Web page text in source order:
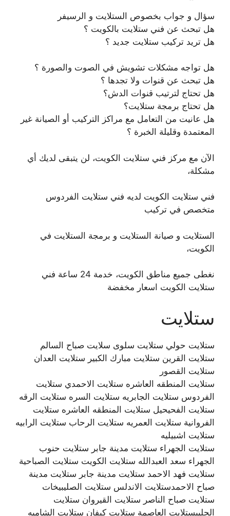
سؤال و جواب بخصوص الستلايت و الرسيفر
هل تبحث عن فني ستلايت بالكويت ؟
هل تريد تركيب ستلايت جديد ؟
هل تواجه مشكلات تشويش في الصوت والصورة ؟
هل تبحث عن قنوات ولا تجدها ؟
هل تحتاج لترتيب قنوات الدش؟
هل تحتاج برمجة ستلايت؟
هل عانيت من التعامل مع مراكز التركيب أو الصيانة غير
المعتمدة وقليلة الخبرة ؟
الآن مع مركز فني ستلايت الكويت، لن يتبقى لديك أي
مشكلة،
فني ستلايت الكويت لديه فني ستلايت الفردوس
متخصص في تركيب
الستلايت و صيانة الستلايت و برمجة الستلايت في
الكويت،
نغطى جميع مناطق الكويت، خدمة 24 ساعة فني
ستلايت الكويت اسعار مخفضة
ستلايت
ستلايت حولي ستلايت سلوى سلايت صباح السالم
ستلايت القرين ستلايت مبارك الكبير ستلايت العدان
ستلايت القصور
ستلايت المنطقه العاشره ستلايت الاحمدي ستلايت
الفردوس ستلايت الجابريه ستلايت السره ستلايت الرقه
ستلايت الفحيحيل ستلايت المنطقه العاشره ستلايت
الفروانية ستلايت العمريه ستلايت الرحاب ستلايت الرابيه
ستلايت اشبيليه
ستلايت الجهراء ستلايت مدينة جابر ستلايت حنوب
الجهراء سعد العبدالله ستلايت الكويت ستلايت الصباحية
ستلايت فهد الاحمد ستلايت مدينة جابر ستلايت مدينة
صباح الاحمدستلايت الاندلس ستلايت الصليبيخات
ستلايت صباح الناصر ستلايت القيروان ستلايت
الجليبستلايت العاصمة ستلايت كيفان ستلايت الشاميه